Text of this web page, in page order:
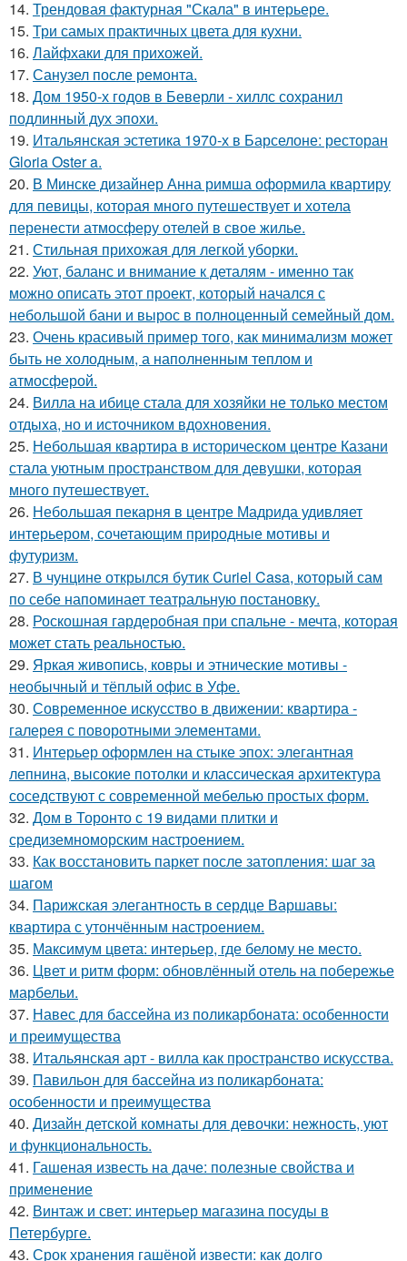
14. Трендовая фактурная "Скала" в интерьере.
15. Три самых практичных цвета для кухни.
16. Лайфхаки для прихожей.
17. Санузел после ремонта.
18. Дом 1950-х годов в Беверли - хиллс сохранил
подлинный дух эпохи.
19. Итальянская эстетика 1970-х в Барселоне: ресторан
Gloria Oster a.
20. В Минске дизайнер Анна римша оформила квартиру
для певицы, которая много путешествует и хотела
перенести атмосферу отелей в свое жилье.
21. Стильная прихожая для легкой уборки.
22. Уют, баланс и внимание к деталям - именно так
можно описать этот проект, который начался с
небольшой бани и вырос в полноценный семейный дом.
23. Очень красивый пример того, как минимализм может
быть не холодным, а наполненным теплом и
атмосферой.
24. Вилла на ибице стала для хозяйки не только местом
отдыха, но и источником вдохновения.
25. Небольшая квартира в историческом центре Казани
стала уютным пространством для девушки, которая
много путешествует.
26. Небольшая пекарня в центре Мадрида удивляет
интерьером, сочетающим природные мотивы и
футуризм.
27. В чунцине открылся бутик Curiel Casa, который сам
по себе напоминает театральную постановку.
28. Роскошная гардеробная при спальне - мечта, которая
может стать реальностью.
29. Яркая живопись, ковры и этнические мотивы -
необычный и тёплый офис в Уфе.
30. Современное искусство в движении: квартира -
галерея с поворотными элементами.
31. Интерьер оформлен на стыке эпох: элегантная
лепнина, высокие потолки и классическая архитектура
соседствуют с современной мебелью простых форм.
32. Дом в Торонто с 19 видами плитки и
средиземноморским настроением.
33. Как восстановить паркет после затопления: шаг за
шагом
34. Парижская элегантность в сердце Варшавы:
квартира с утончённым настроением.
35. Максимум цвета: интерьер, где белому не место.
36. Цвет и ритм форм: обновлённый отель на побережье
марбельи.
37. Навес для бассейна из поликарбоната: особенности
и преимущества
38. Итальянская арт - вилла как пространство искусства.
39. Павильон для бассейна из поликарбоната:
особенности и преимущества
40. Дизайн детской комнаты для девочки: нежность, уют
и функциональность.
41. Гашеная известь на даче: полезные свойства и
применение
42. Винтаж и свет: интерьер магазина посуды в
Петербурге.
43. Срок хранения гашёной извести: как долго